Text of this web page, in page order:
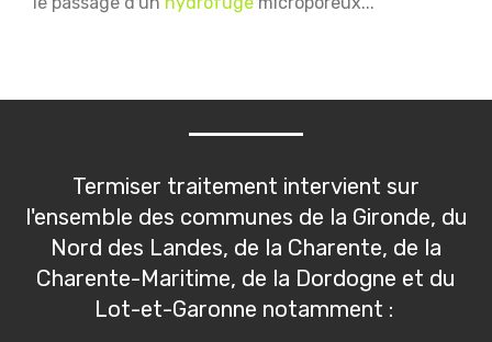
Termiser traitement intervient sur
l'ensemble des communes de la Gironde, du
Nord des Landes, de la Charente, de la
Charente-Maritime, de la Dordogne et du
Lot-et-Garonne notamment :